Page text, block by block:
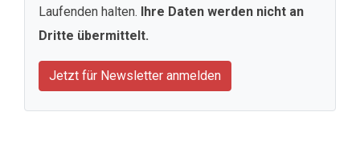
Laufenden halten. Ihre Daten werden nicht an
Dritte übermittelt.
Jetzt für Newsletter anmelden